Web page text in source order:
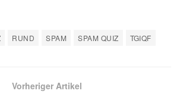
RUND SPAM SPAM QUIZ TGIQF
Vorheriger Artikel